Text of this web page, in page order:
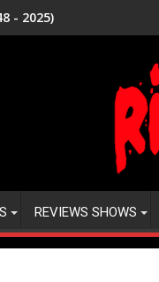
- 2025)
REVIEWS SHOWS